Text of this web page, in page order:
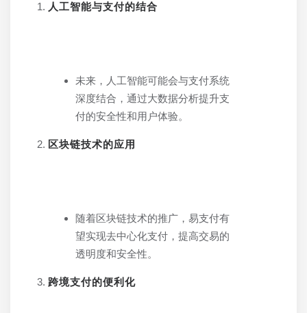
人工智能与支付的结合
未来，人工智能可能会与支付系统
深度结合，通过大数据分析提升支
付的安全性和用户体验。
区块链技术的应用
随着区块链技术的推广，易支付有
望实现去中心化支付，提高交易的
透明度和安全性。
跨境支付的便利化